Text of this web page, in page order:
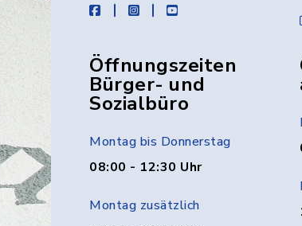
facebookinstagramyoutube
Öffnungszeiten
Bürger- und
Sozialbüro
Montag bis Donnerstag
08:00 - 12:30 Uhr
Montag zusätzlich